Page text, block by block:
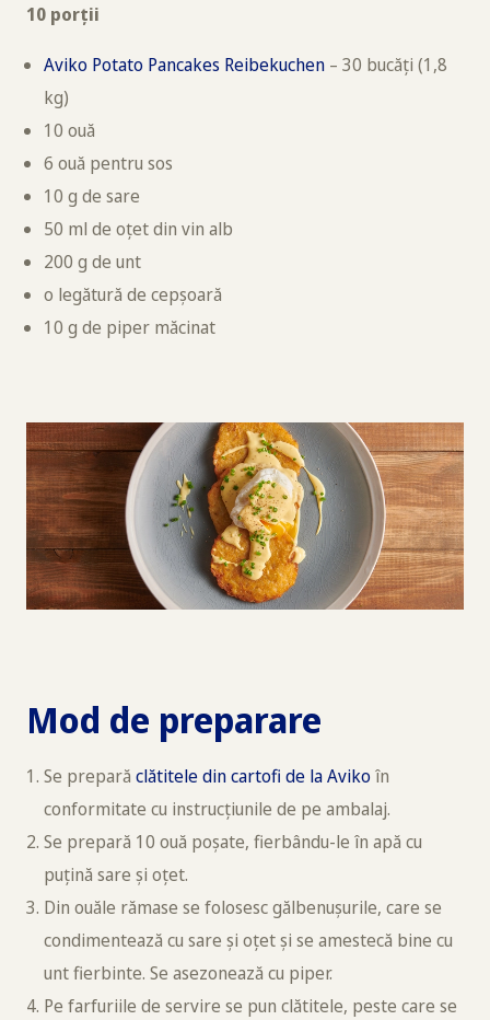
10 porții
Aviko Potato Pancakes Reibekuchen – 30 bucăți (1,8
kg)
10 ouă
6 ouă pentru sos
10 g de sare
50 ml de oțet din vin alb
200 g de unt
o legătură de cepșoară
10 g de piper măcinat
Mod de preparare
Se prepară clătitele din cartofi de la Avikoîn
conformitate cu instrucțiunile de pe ambalaj.
Se prepară 10 ouă poșate, fierbându-le în apă cu
puțină sare și oțet.
Din ouăle rămase se folosesc gălbenușurile, care se
condimentează cu sare și oțet și se amestecă bine cu
unt fierbinte. Se asezonează cu piper.
Pe farfuriile de servire se pun clătitele, peste care se